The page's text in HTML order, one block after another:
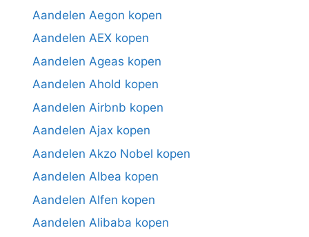
Aandelen Aegon kopen
Aandelen AEX kopen
Aandelen Ageas kopen
Aandelen Ahold kopen
Aandelen Airbnb kopen
Aandelen Ajax kopen
Aandelen Akzo Nobel kopen
Aandelen Albea kopen
Aandelen Alfen kopen
Aandelen Alibaba kopen